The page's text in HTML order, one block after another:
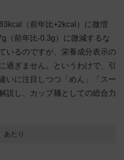
（前年比+2kcal）に微増
（前年比-0.3g）に微減するな
いるのですが、栄養成分表示の
過ぎません。というわけで、引
いに注目しつつ「めん」「スー
説し、カップ麺としての総合力
あたり